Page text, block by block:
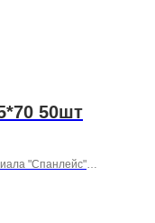
50шт
"Спанлейс"
впитываемость